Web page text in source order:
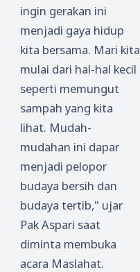
ingin gerakan ini
menjadi gaya hidup
kita bersama. Mari kita
mulai dari hal-hal kecil
seperti memungut
sampah yang kita
lihat. Mudah-
mudahan ini dapar
menjadi pelopor
budaya bersih dan
budaya tertib," ujar
Pak Aspari saat
diminta membuka
acara Maslahat.